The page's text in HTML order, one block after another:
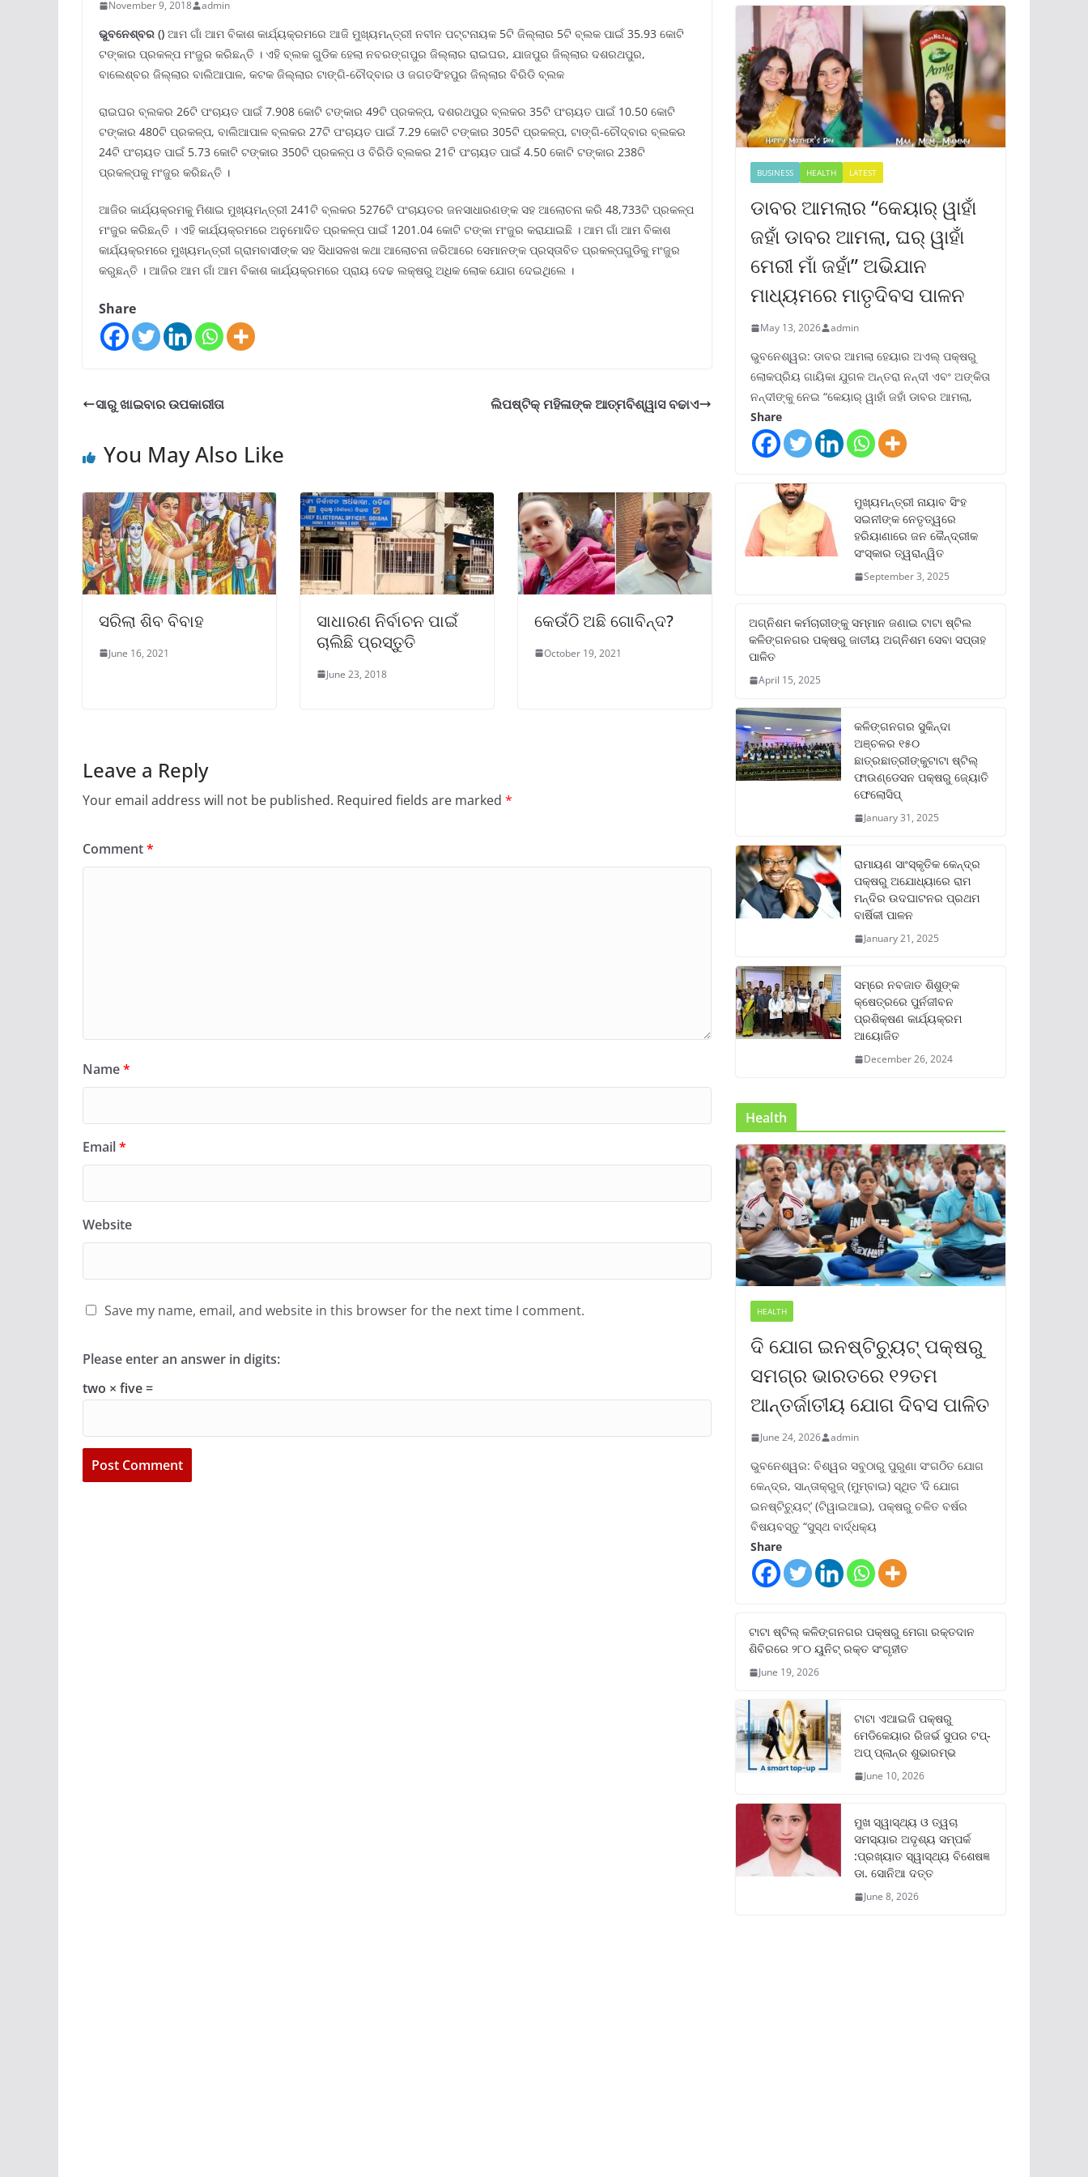
November 9, 2018 admin
ଭୁବନେଶ୍ବର () ଆମ ଗାଁ ଆମ ବିକାଶ କାର୍ଯ୍ୟକ୍ରମରେ ଆଜି ମୁଖ୍ୟମନ୍ତ୍ରୀ ନବୀନ ପଟ୍ଟନାୟକ 5ଟି ଜିଲ୍ଲାର 5ଟି ବ୍ଲକ ପାଇଁ 35.93 କୋଟି
ଟଙ୍କାର ପ୍ରକଳ୍ପ ମଂଜୁର କରିଛନ୍ତି । ଏହି ବ୍ଲକ ଗୁଡିକ ହେଲା ନବରଙ୍ଗପୁର ଜିଲ୍ଲାର ରାଇଘର, ଯାଜପୁର ଜିଲ୍ଲାର ଦଶରଥପୁର,
ବାଲେଶ୍ବର ଜିଲ୍ଲାର ବାଲିଆପାଳ, କଟକ ଜିଲ୍ଲାର ଟାଙ୍ଗି-ଚୌଦ୍ବାର ଓ ଜଗତସିଂହପୁର ଜିଲ୍ଲାର ବିରିଡି ବ୍ଲକ
ରାଇଘର ବ୍ଲକର 26ଟି ପଂଚାୟତ ପାଇଁ 7.908 କୋଟି ଟଙ୍କାର 49ଟି ପ୍ରକଳ୍ପ, ଦଶରଥପୁର ବ୍ଲକର 35ଟି ପଂଚାୟତ ପାଇଁ 10.50 କୋଟି
ଟଙ୍କାର 480ଟି ପ୍ରକଳ୍ପ, ବାଲିଆପାଳ ବ୍ଲକର 27ଟି ପଂଚାୟତ ପାଇଁ 7.29 କୋଟି ଟଙ୍କାର 305ଟି ପ୍ରକଳ୍ପ, ଟାଙ୍ଗି-ଚୌଦ୍ବାର ବ୍ଲକର
24ଟି ପଂଚାୟତ ପାଇଁ 5.73 କୋଟି ଟଙ୍କାର 350ଟି ପ୍ରକଳ୍ପ ଓ ବିରିଡି ବ୍ଲକର 21ଟି ପଂଚାୟତ ପାଇଁ 4.50 କୋଟି ଟଙ୍କାର 238ଟି
ପ୍ରକଳ୍ପକୁ ମଂଜୁର କରିଛନ୍ତି ।
ଆଜିର କାର୍ଯ୍ୟକ୍ରମକୁ ମିଶାଇ ମୁଖ୍ୟମନ୍ତ୍ରୀ 241ଟି ବ୍ଲକର 5276ଟି ପଂଚାୟତର ଜନସାଧାରଣଙ୍କ ସହ ଆଲୋଚନା କରି 48,733ଟି ପ୍ରକଳ୍ପ
ମଂଜୁର କରିଛନ୍ତି । ଏହି କାର୍ଯ୍ୟକ୍ରମରେ ଅନୁମୋଦିତ ପ୍ରକଳ୍ପ ପାଇଁ 1201.04 କୋଟି ଟଙ୍କା ମଂଜୁର କରାଯାଇଛି । ଆମ ଗାଁ ଆମ ବିକାଶ
କାର୍ଯ୍ୟକ୍ରମରେ ମୁଖ୍ୟମନ୍ତ୍ରୀ ଗ୍ରାମବାସୀଙ୍କ ସହ ସିଧାସଳଖ କଥା ଆଲୋଚନା ଜରିଆରେ ସେମାନଙ୍କ ପ୍ରସ୍ତାବିତ ପ୍ରକଳ୍ପଗୁଡିକୁ ମଂଜୁର
କରୁଛନ୍ତି । ଆଜିର ଆମ ଗାଁ ଆମ ବିକାଶ କାର୍ଯ୍ୟକ୍ରମରେ ପ୍ରାୟ ଦେଢ ଲକ୍ଷରୁ ଅଧିକ ଲୋକ ଯୋଗ ଦେଇଥିଲେ ।
Share
ସାରୁ ଖାଇବାର ଉପକାରୀତା ଲିପଷ୍ଟିକ୍ ମହିଳାଙ୍କ ଆତ୍ମବିଶ୍ୱାସ ବଢାଏ
You May Also Like
ସରିଲା ଶିବ ବିବାହ
June 16, 2021
ସାଧାରଣ ନିର୍ବାଚନ ପାଇଁ
ଚାଲିଛି ପ୍ରସ୍ତୁତି
June 23, 2018
କେଉଁଠି ଅଛି ଗୋବିନ୍ଦ?
October 19, 2021
Leave a Reply
Your email address will not be published. Required fields are marked *
Comment*
Name*
Email*
Website
Save my name, email, and website in this browser for the next time I comment.
Please enter an answer in digits:
two × five =
BUSINESS HEALTH LATEST
ଡାବର ଆମଲାର “କେୟାର୍ ୱାହାଁ
ଜହାଁ ଡାବର ଆମଲା, ଘର୍ ୱାହାଁ
ମେରୀ ମାଁ ଜହାଁ” ଅଭିଯାନ
ମାଧ୍ୟମରେ ମାତୃଦିବସ ପାଳନ
May 13, 2026 admin
ଭୁବନେଶ୍ୱର: ଡାବର ଆମଲା ହେୟାର ଅଏଲ୍ ପକ୍ଷରୁ
ଲୋକପ୍ରିୟ ଗାୟିକା ଯୁଗଳ ଅନ୍ତରା ନନ୍ଦୀ ଏବଂ ଅଙ୍କିତା
ନନ୍ଦୀଙ୍କୁ ନେଇ “କେୟାର୍ ୱାହାଁ ଜହାଁ ଡାବର ଆମଲା,
Share
ମୁଖ୍ୟମନ୍ତ୍ରୀ ନାୟାବ ସିଂହ
ସଇନୀଙ୍କ ନେତୃତ୍ୱରେ
ହରିୟାଣାରେ ଜନ କୈନ୍ଦ୍ରୀକ
ସଂସ୍କାର ତ୍ୱରାନ୍ୱିତ
September 3, 2025
ଅଗ୍ନିଶମ କର୍ମଚାରୀଙ୍କୁ ସମ୍ମାନ ଜଣାଇ ଟାଟା ଷ୍ଟିଲ
କଳିଙ୍ଗନଗର ପକ୍ଷରୁ ଜାତୀୟ ଅଗ୍ନିଶମ ସେବା ସପ୍ତାହ
ପାଳିତ
April 15, 2025
କଳିଙ୍ଗନଗର ସୁକିନ୍ଦା
ଅଞ୍ଚଳର ୧୫୦
ଛାତ୍ରଛାତ୍ରୀଙ୍କୁଟାଟା ଷ୍ଟିଲ୍
ଫାଉଣ୍ଡେସନ ପକ୍ଷରୁ ଜ୍ୟୋତି
ଫେଲୋସିପ୍‌
January 31, 2025
ରାମାୟଣ ସାଂସ୍କୃତିକ କେନ୍ଦ୍ର
ପକ୍ଷରୁ ଅଯୋଧ୍ୟାରେ ରାମ
ମନ୍ଦିର ଉଦଘାଟନର ପ୍ରଥମ
ବାର୍ଷିକୀ ପାଳନ
January 21, 2025
ସମ୍‌ରେ ନବଜାତ ଶିଶୁଙ୍କ
କ୍ଷେତ୍ରରେ ପୁର୍ନଜୀବନ
ପ୍ରଶିକ୍ଷଣ କାର୍ଯ୍ୟକ୍ରମ
ଆୟୋଜିତ
December 26, 2024
Health
HEALTH
ଦି ଯୋଗ ଇନଷ୍ଟିଚ୍ୟୁଟ୍ ପକ୍ଷରୁ
ସମଗ୍ର ଭାରତରେ ୧୨ତମ
ଆନ୍ତର୍ଜାତୀୟ ଯୋଗ ଦିବସ ପାଳିତ
June 24, 2026 admin
ଭୁବନେଶ୍ୱର: ବିଶ୍ୱର ସବୁଠାରୁ ପୁରୁଣା ସଂଗଠିତ ଯୋଗ
କେନ୍ଦ୍ର, ସାନ୍ତାକ୍ରୁଜ୍ (ମୁମ୍ବାଇ) ସ୍ଥିତ ‘ଦି ଯୋଗ
ଇନଷ୍ଟିଚ୍ୟୁଟ୍‌’ (ଟିୱାଇଆଇ), ପକ୍ଷରୁ ଚଳିତ ବର୍ଷର
ବିଷୟବସ୍ତୁ “ସୁସ୍ଥ ବାର୍ଦ୍ଧକ୍ୟ
Share
ଟାଟା ଷ୍ଟିଲ୍‌ କଳିଙ୍ଗନଗର ପକ୍ଷରୁ ମେଗା ରକ୍ତଦାନ
ଶିବିରରେ ୨୮୦ ୟୁନିଟ୍‌ ରକ୍ତ ସଂଗୃହୀତ
June 19, 2026
ଟାଟା ଏଆଇଜି ପକ୍ଷରୁ
ମେଡିକେୟାର ରିଜର୍ଭ ସୁପର ଟପ୍‌-
ଅପ୍ ପ୍ଲାନ୍‌ର ଶୁଭାରମ୍ଭ
June 10, 2026
ମୁଖ ସ୍ୱାସ୍ଥ୍ୟ ଓ ତ୍ୱଚା
ସମସ୍ୟାର ଅଦୃଶ୍ୟ ସମ୍ପର୍କ
:ପ୍ରଖ୍ୟାତ ସ୍ୱାସ୍ଥ୍ୟ ବିଶେଷଜ୍ଞ
ଡା. ସୋନିଆ ଦତ୍ତ
June 8, 2026